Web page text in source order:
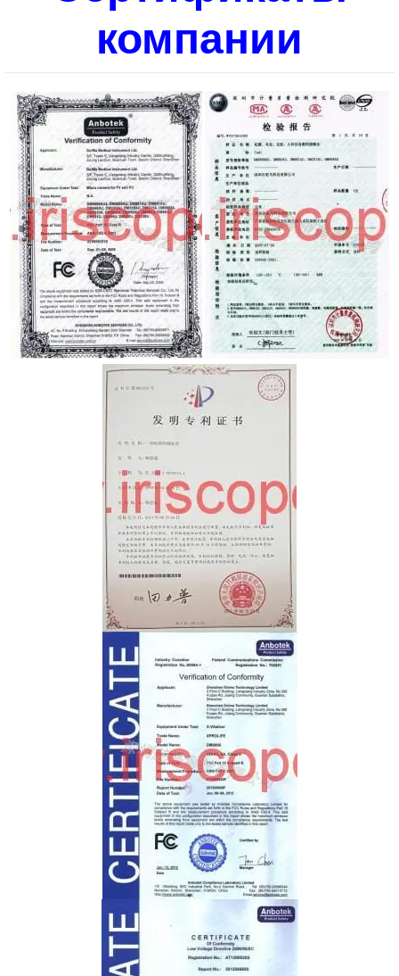
компании